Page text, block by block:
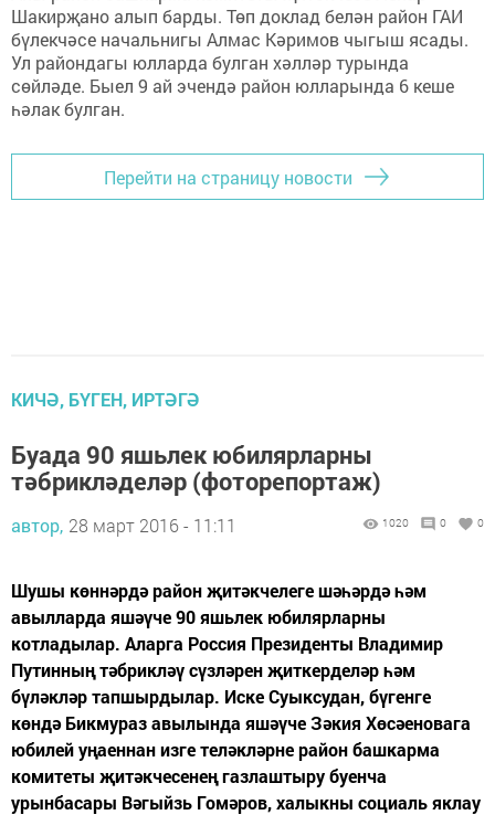
Шакирҗано алып барды. Төп доклад белән район ГАИ
бүлекчәсе начальнигы Алмас Кәримов чыгыш ясады.
Ул райондагы юлларда булган хәлләр турында
сөйләде. Быел 9 ай эчендә район юлларында 6 кеше
һәлак булган.
Перейти на страницу новости
КИЧӘ, БҮГЕН, ИРТӘГӘ
Буада 90 яшьлек юбилярларны
тәбрикләделәр (фоторепортаж)
автор, 28 март 2016 - 11:11 1020 0 0
Шушы көннәрдә район җитәкчелеге шәһәрдә һәм
авылларда яшәүче 90 яшьлек юбилярларны
котладылар. Аларга Россия Президенты Владимир
Путинның тәбрикләү сүзләрен җиткерделәр һәм
бүләкләр тапшырдылар. Иске Суыксудан, бүгенге
көндә Бикмураз авылында яшәүче Зәкия Хөсәеновага
юбилей уңаеннан изге теләкләрне район башкарма
комитеты җитәкчесенең газлаштыру буенча
урынбасары Вәгыйзь Гомәров, халыкны социаль яклау